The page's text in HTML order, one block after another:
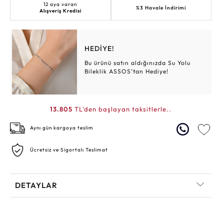
12 aya varan
Alışveriş Kredisi
%3 Havale İndirimi
HEDİYE!
Bu ürünü satın aldığınızda Su Yolu
Bileklik ASSOS’tan Hediye!
13.805 TL'den başlayan taksitlerle..
Aynı gün kargoya teslim
Ücretsiz ve Sigortalı Teslimat
DETAYLAR